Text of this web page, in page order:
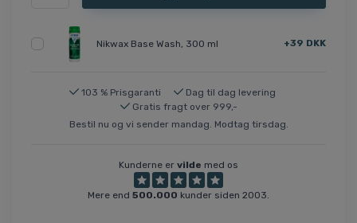
Nikwax Base Wash, 300 ml +39 DKK
103 % Prisgaranti
Dag til dag levering
Gratis fragt over 999,-
Bestil nu og vi sender mandag. Modtag tirsdag.
Kunderne er vilde med os
Mere end 500.000 kunder siden 2003.